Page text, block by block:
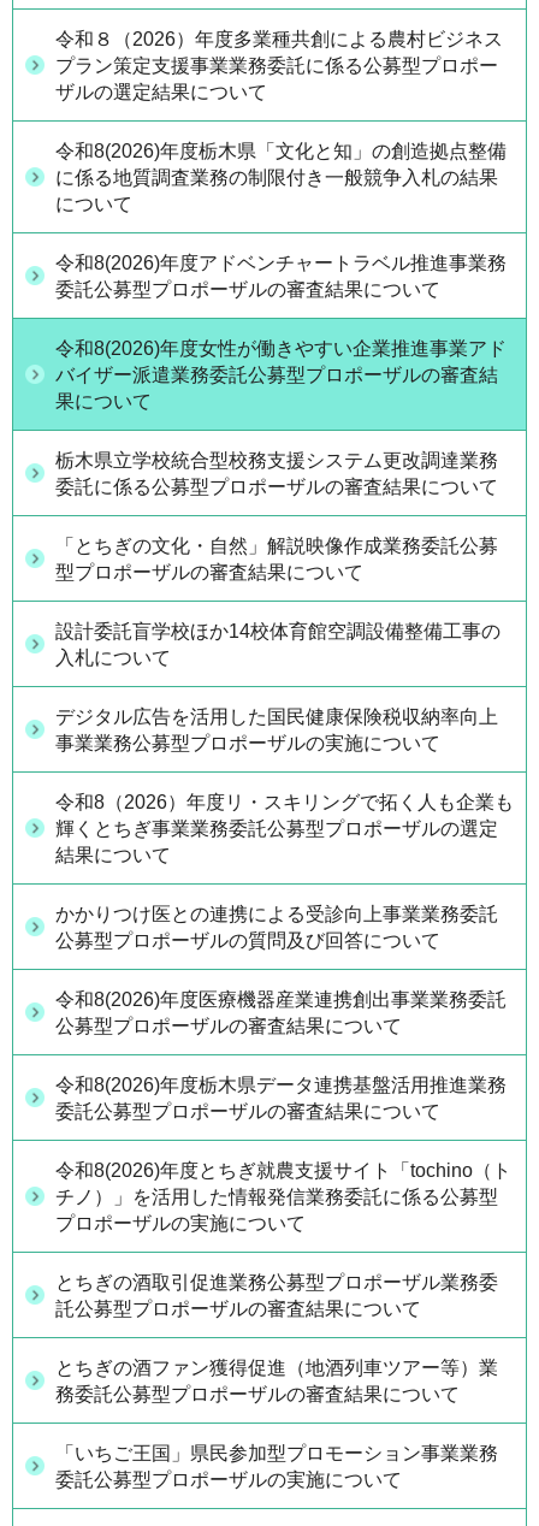
令和８（2026）年度多業種共創による農村ビジネス
プラン策定支援事業業務委託に係る公募型プロポー
ザルの選定結果について
令和8(2026)年度栃木県「文化と知」の創造拠点整備
に係る地質調査業務の制限付き一般競争入札の結果
について
令和8(2026)年度アドベンチャートラベル推進事業務
委託公募型プロポーザルの審査結果について
令和8(2026)年度女性が働きやすい企業推進事業アド
バイザー派遣業務委託公募型プロポーザルの審査結
果について
栃木県立学校統合型校務支援システム更改調達業務
委託に係る公募型プロポーザルの審査結果について
「とちぎの文化・自然」解説映像作成業務委託公募
型プロポーザルの審査結果について
設計委託盲学校ほか14校体育館空調設備整備工事の
入札について
デジタル広告を活用した国民健康保険税収納率向上
事業業務公募型プロポーザルの実施について
令和8（2026）年度リ・スキリングで拓く人も企業も
輝くとちぎ事業業務委託公募型プロポーザルの選定
結果について
かかりつけ医との連携による受診向上事業業務委託
公募型プロポーザルの質問及び回答について
令和8(2026)年度医療機器産業連携創出事業業務委託
公募型プロポーザルの審査結果について
令和8(2026)年度栃木県データ連携基盤活用推進業務
委託公募型プロポーザルの審査結果について
令和8(2026)年度とちぎ就農支援サイト「tochino（ト
チノ）」を活用した情報発信業務委託に係る公募型
プロポーザルの実施について
とちぎの酒取引促進業務公募型プロポーザル業務委
託公募型プロポーザルの審査結果について
とちぎの酒ファン獲得促進（地酒列車ツアー等）業
務委託公募型プロポーザルの審査結果について
「いちご王国」県民参加型プロモーション事業業務
委託公募型プロポーザルの実施について